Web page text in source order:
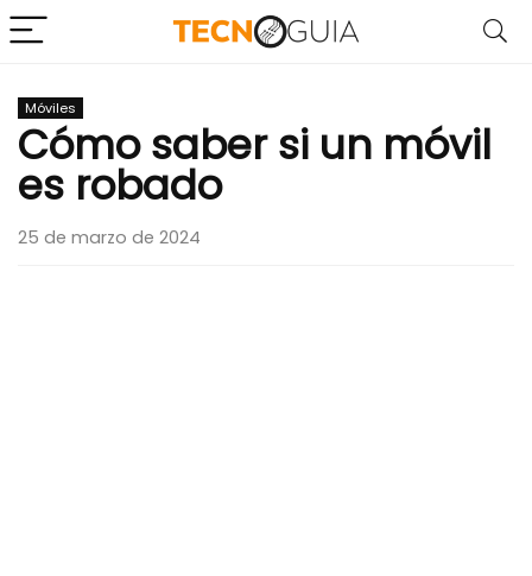
Móviles
Cómo saber si un móvil
es robado
25 de marzo de 2024